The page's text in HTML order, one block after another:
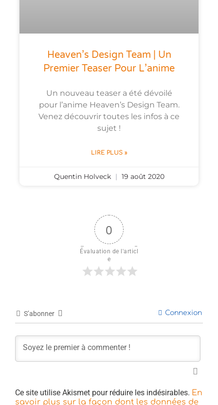
Heaven’s Design Team | Un
Premier Teaser Pour L’anime
Un nouveau teaser a été dévoilé
pour l’anime Heaven’s Design Team.
Venez découvrir toutes les infos à ce
sujet !
LIRE PLUS »
Quentin Holveck 19 août 2020
0
Évaluation de l'articl
e
S’abonner Connexion
Ce site utilise Akismet pour réduire les indésirables. En
savoir plus sur la façon dont les données de